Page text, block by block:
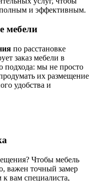
полным и эффективным.
мебели
по расстановке
заказ мебели в
подхода: мы не просто
их размещение
удобства и
Чтобы мебель
важен точный замер
вам специалиста,